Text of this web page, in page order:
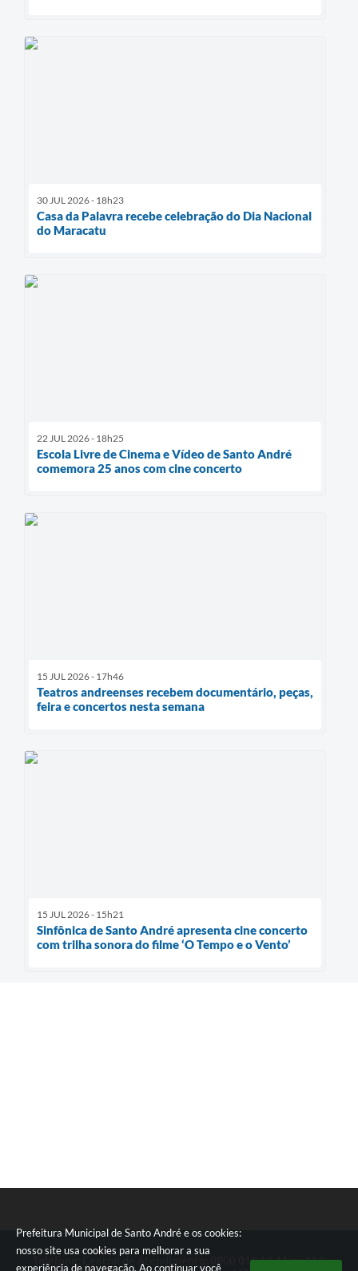
Prefeitura Municipal de Santo André e os cookies:
nosso site usa cookies para melhorar a sua
experiência de navegação. Ao continuar você
30 JUL 2026 - 18h23
Casa da Palavra recebe celebração do Dia Nacional
do Maracatu
22 JUL 2026 - 18h25
Escola Livre de Cinema e Vídeo de Santo André
comemora 25 anos com cine concerto
15 JUL 2026 - 17h46
Teatros andreenses recebem documentário, peças,
feira e concertos nesta semana
15 JUL 2026 - 15h21
Sinfônica de Santo André apresenta cine concerto
com trilha sonora do filme ‘O Tempo e o Vento’
Telefone: Central de Atendimento: 0800 019 19 44 ou 156